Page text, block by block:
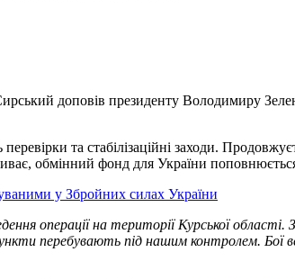
доповів президенту Володимиру
та стабілізаційні заходи.
обмінний фонд для України
у Збройних силах України
операції на території Курської
перебувають під нашим контролем. Бої